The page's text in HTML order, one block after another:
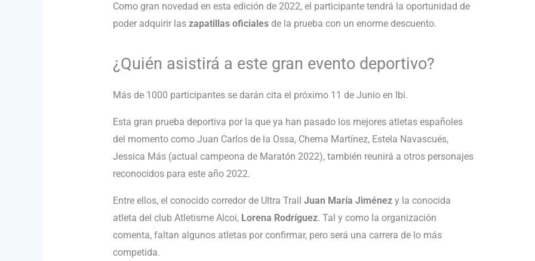
Como gran novedad en esta edición de 2022, el participante tendrá la oportunidad de
poder adquirir las zapatillas oficialesde la prueba con un enorme descuento.
¿Quién asistirá a este gran evento deportivo?
Más de 1000 participantes se darán cita el próximo 11 de Junio en Ibi.
Esta gran prueba deportiva por la que ya han pasado los mejores atletas españoles
del momento como Juan Carlos de la Ossa, Chema Martínez, Estela Navascués,
Jessica Más (actual campeona de Maratón 2022), también reunirá a otros personajes
reconocidos para este año 2022.
Entre ellos, el conocido corredor de Ultra Trail Juan María Jiménezy la conocida
atleta del club Atletisme Alcoi, Lorena Rodríguez. Tal y como la organización
comenta, faltan algunos atletas por confirmar, pero será una carrera de lo más
competida.